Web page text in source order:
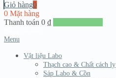
Giỏ hàng0
0 Mặt hàng
Thanh toán 0 ₫
Menu
Vật liệu Labo
Thạch cao & Chất cách ly
Sáp Labo & Cồn